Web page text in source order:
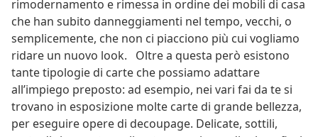
rimodernamento e rimessa in ordine dei mobili di casa
che han subito danneggiamenti nel tempo, vecchi, o
semplicemente, che non ci piacciono più cui vogliamo
ridare un nuovo look. Oltre a questa però esistono
tante tipologie di carte che possiamo adattare
all’impiego preposto: ad esempio, nei vari fai da te si
trovano in esposizione molte carte di grande bellezza,
per eseguire opere di decoupage. Delicate, sottili,